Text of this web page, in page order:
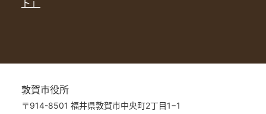
ト」
敦賀市役所
〒914-8501 福井県敦賀市中央町2丁目1−1